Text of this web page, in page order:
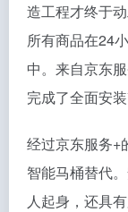
造工程才终于
所有商品在24
中。来自京东
完成了全面安装
经过京东服务+
智能马桶替代
人起身，还具